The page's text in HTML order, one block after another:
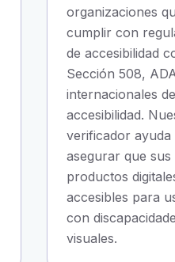
organizaciones
cumplir con
de accesibilidad
Sección 508,
internacionales de
accesibilidad.
verificador ayuda
asegurar que sus
productos
accesibles para
con
visuales.